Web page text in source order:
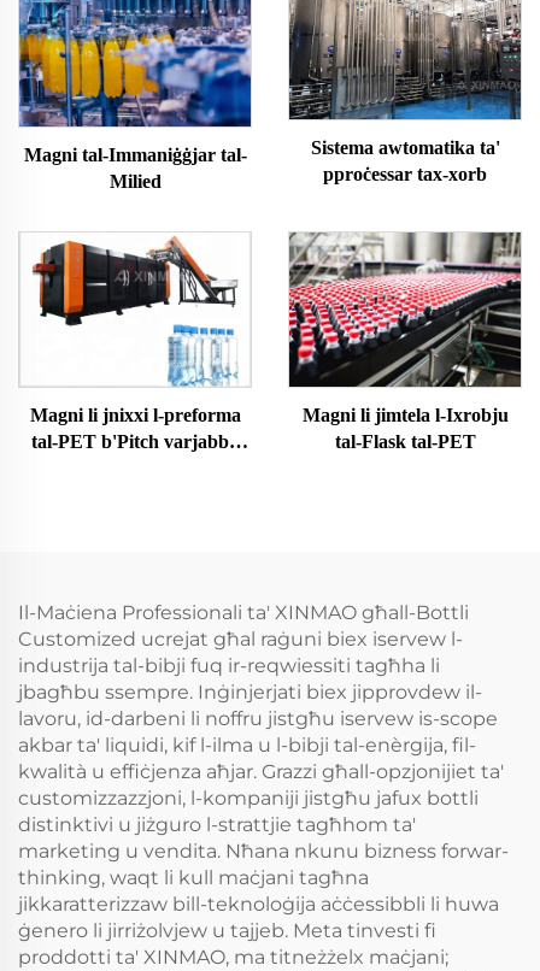
Magni tal-Immaniġġjar tal-
Milied
Sistema awtomatika ta'
pproċessar tax-xorb
Magni li jnixxi l-preforma
tal-PET b'Pitch varjabbli
Magni li jimtela l-Ixrobju
tal-Flask tal-PET
Il-Maċiena Professionali ta' XINMAO għall-Bottli
Customized ucrejat għal raġuni biex iservew l-
industrija tal-bibji fuq ir-reqwiessiti tagħha li
jbagħbu ssempre. Inġinjerjati biex jipprovdew il-
lavoru, id-darbeni li noffru jistgħu iservew is-scope
akbar ta' liquidi, kif l-ilma u l-bibji tal-enèrgija, fil-
kwalità u effiċjenza aħjar. Grazzi għall-opzjonijiet ta'
customizzazzjoni, l-kompaniji jistgħu jafux bottli
distinktivi u jiżguro l-strattjie tagħhom ta'
marketing u vendita. Nħana nkunu bizness forwar-
thinking, waqt li kull maċjani tagħna
jikkaratterizzaw bill-teknoloġija aċċessibbli li huwa
ġenero li jirriżolvjew u tajjeb. Meta tinvesti fi
proddotti ta' XINMAO, ma titneżżelx maċjani;